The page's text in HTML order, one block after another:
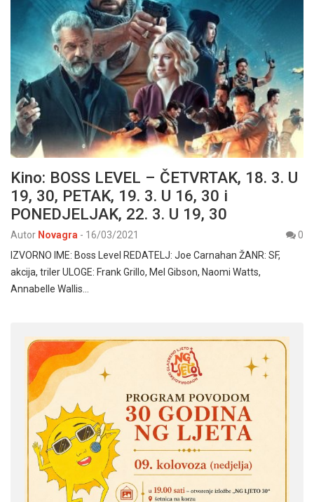
Kino: BOSS LEVEL – ČETVRTAK, 18. 3. U
19, 30, PETAK, 19. 3. U 16, 30 i
PONEDJELJAK, 22. 3. U 19, 30
Autor Novagra - 16/03/2021
0
IZVORNO IME: Boss Level REDATELJ: Joe Carnahan ŽANR: SF,
akcija, triler ULOGE: Frank Grillo, Mel Gibson, Naomi Watts,
Annabelle Wallis…